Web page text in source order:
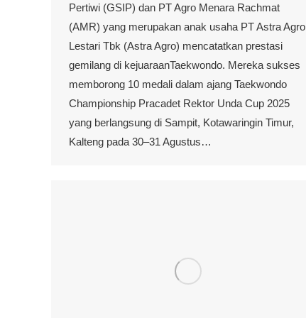
Pertiwi (GSIP) dan PT Agro Menara Rachmat
(AMR) yang merupakan anak usaha PT Astra Agro
Lestari Tbk (Astra Agro) mencatatkan prestasi
gemilang di kejuaraanTaekwondo. Mereka sukses
memborong 10 medali dalam ajang Taekwondo
Championship Pracadet Rektor Unda Cup 2025
yang berlangsung di Sampit, Kotawaringin Timur,
Kalteng pada 30–31 Agustus…